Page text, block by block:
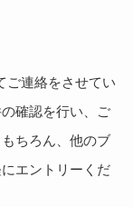
ご連絡をさせてい
確認を行い、ご
ちろん、他のブ
エントリーくだ